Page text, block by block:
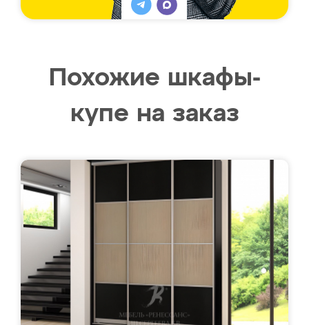
Похожие шкафы-
купе на заказ